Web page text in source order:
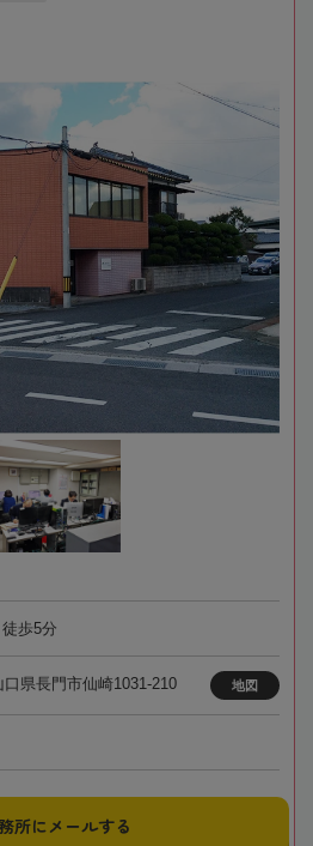
歩5分
口県長門市仙崎1031-210 地図
所にメールする